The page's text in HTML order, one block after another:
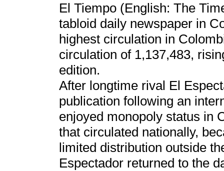
El Tiempo (English: The
tabloid daily newspaper in
highest circulation in
circulation of 1,137,483,
edition.
After longtime rival El
publication following an
enjoyed monopoly status in
that circulated nationally,
limited distribution outside
Espectador returned to the